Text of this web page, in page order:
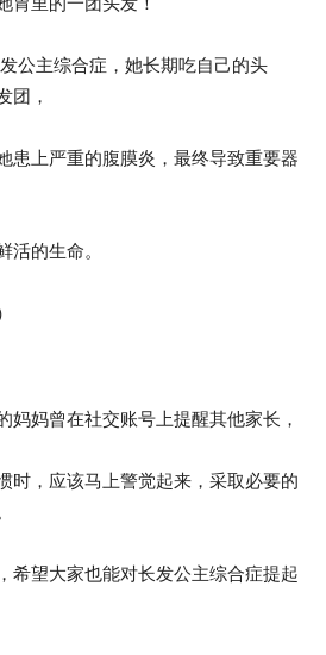
公主综合症，她长期吃自己的头
团，
患上严重的腹膜炎，最终导致重要器
活的生命。
妈妈曾在社交账号上提醒其他家长，
时，应该马上警觉起来，采取必要的
希望大家也能对长发公主综合症提起